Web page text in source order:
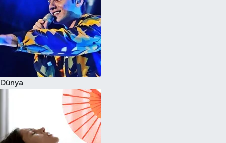
Dünya